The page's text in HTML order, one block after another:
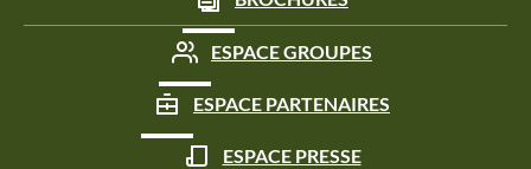
ESPACE GROUPES
ESPACE PARTENAIRES
ESPACE PRESSE